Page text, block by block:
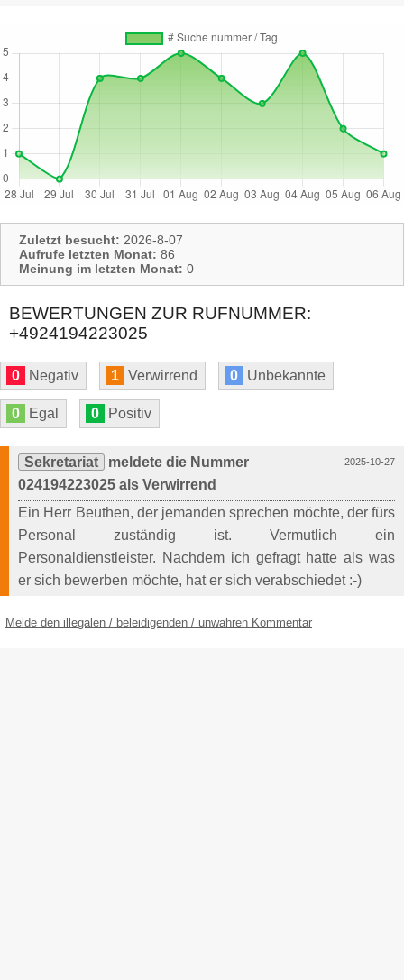
Zuletzt besucht: 2026-8-07
Aufrufe letzten Monat: 86
Meinung im letzten Monat: 0
BEWERTUNGEN ZUR RUFNUMMER:
+4924194223025
0 Negativ 1 Verwirrend 0 Unbekannte
0 Egal 0 Positiv
2025-10-27
Sekretariat
meldete die Nummer
024194223025 als Verwirrend
Ein Herr Beuthen, der jemanden sprechen möchte, der fürs
Personal zuständig ist. Vermutlich ein
Personaldienstleister. Nachdem ich gefragt hatte als was
er sich bewerben möchte, hat er sich verabschiedet :-)
Melde den illegalen / beleidigenden / unwahren Kommentar